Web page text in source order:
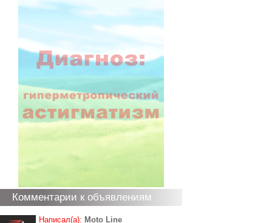
Комментарии к объявлениям
Написал(а): Moto Line